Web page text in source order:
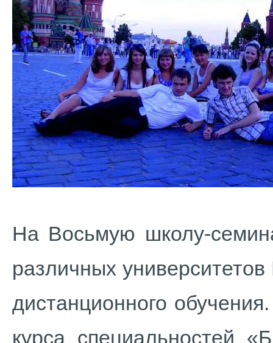
На Восьмую школу-
различных
дистанционного
курса специальностей